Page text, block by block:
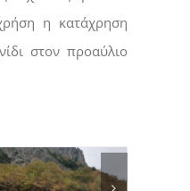
η κατάχρηση
στον προαύλιο